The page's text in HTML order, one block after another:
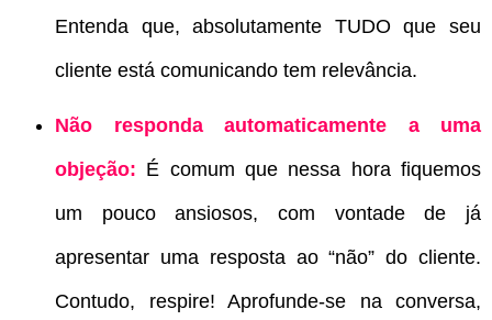
Entenda que, absolutamente TUDO que seu
cliente está comunicando tem relevância.
Não responda automaticamente a uma
objeção: É comum que nessa hora fiquemos
um pouco ansiosos, com vontade de já
apresentar uma resposta ao “não” do cliente.
Contudo, respire! Aprofunde-se na conversa,